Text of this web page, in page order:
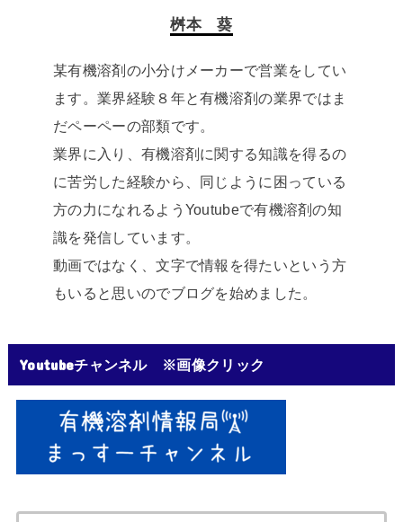
桝本 葵
某有機溶剤の小分けメーカーで営業をしてい
ます。業界経験８年と有機溶剤の業界ではま
だペーペーの部類です。
業界に入り、有機溶剤に関する知識を得るの
に苦労した経験から、同じように困っている
方の力になれるようYoutubeで有機溶剤の知
識を発信しています。
動画ではなく、文字で情報を得たいという方
もいると思いのでブログを始めました。
Youtubeチャンネル ※画像クリック